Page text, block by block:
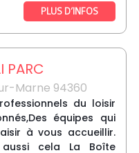
PLUS D’INFOS
PARC
Marne 94360
du loisir
équipes qui
à vous accueillir.
aussi cela La Boîte